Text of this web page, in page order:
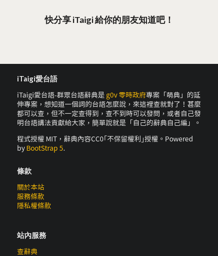
快分享 iTaigi 給你的朋友知道吧！
iTaigi愛台語
iTaigi愛台語-群眾台語辭典是 g0v 零時政府專案「萌典」的延
伸專案，想知道一個詞的台語怎麼說，來這裡查就對了！甚麼
都可以查，但不一定查得到，查不到時可以發問，或者自己發
明台語講法貢獻給大家，簡單說就是「自己的辭典自己編」。
程式授權 MIT，辭典內容CC0｢不保留權利｣授權。Powered
by BootStrap 5.
條款
關於本站
服務條款
隱私權條款
站內服務
查辭典